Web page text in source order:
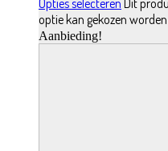
Opties selecteren Dit
optie kan gekozen
Aanbieding!